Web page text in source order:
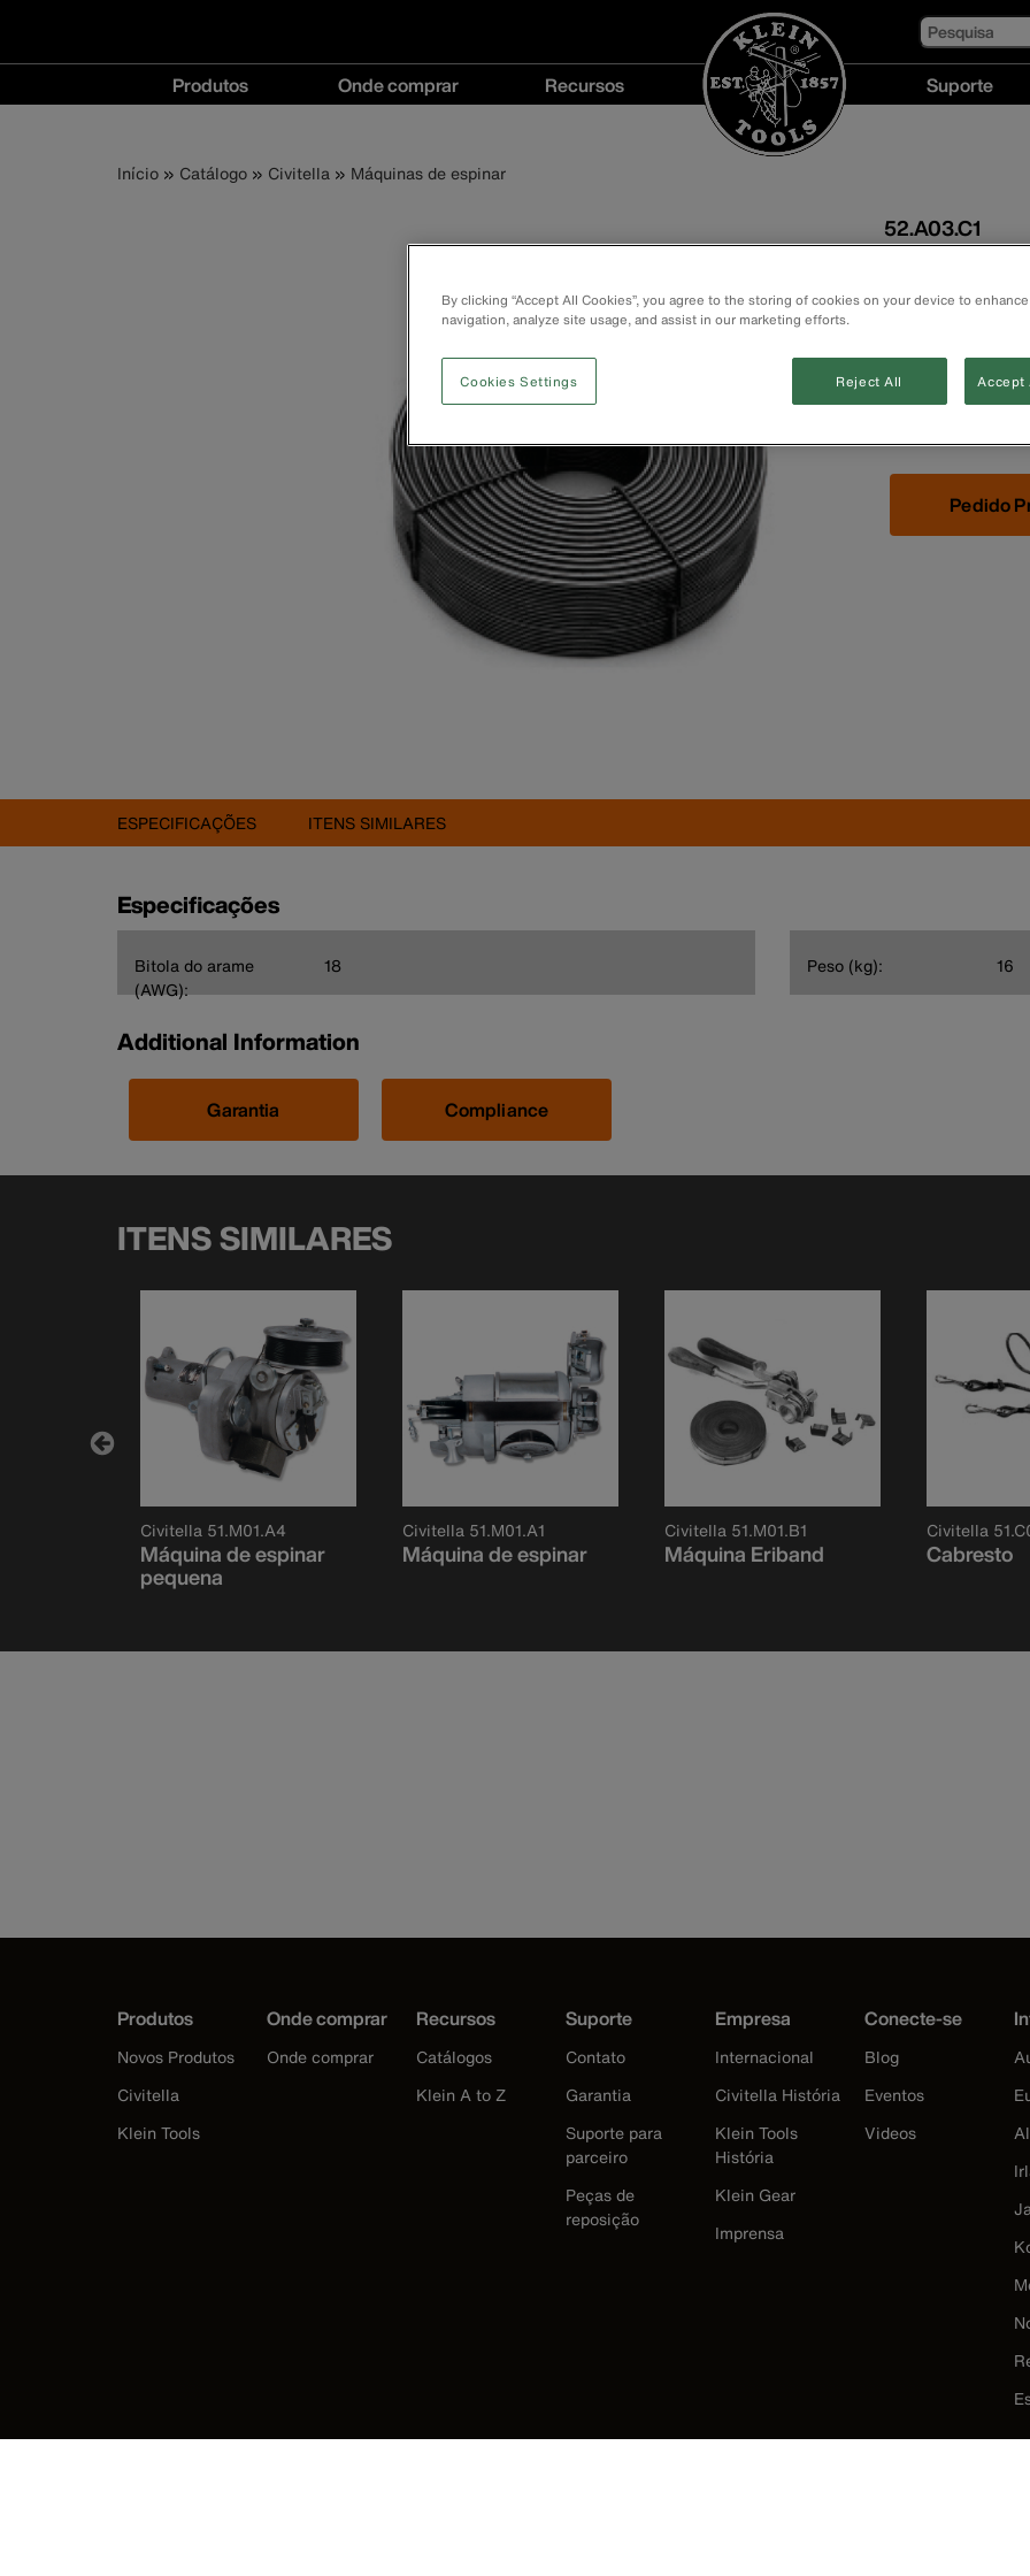
Pesquisa
Navegação
principal
Produtos Onde comprar
menu
Recursos Suporte
Trilha
Início Catálogo Civitella Máquinas de espinar
52.A03.C1
Arame
Fornecido em
Serve para a
de redes aéreas.
Aço
Pedido
ESPECIFICAÇÕES ITENS SIMILARES
Especificações
Bitola do arame
(AWG):
18 Peso (kg): 16
Additional Information
Garantia Compliance
ITENS SIMILARES
Civitella 51.M01.A4
Máquina de espinar
pequena
Civitella 51.M01.A1
Máquina de espinar
Civitella 51.M01.B1
Máquina Eriband
Civitella
Cabresto
Produtos
Novos Produtos
Civitella
Klein Tools
Onde comprar
Onde comprar
Recursos
Catálogos
Klein A to Z
Suporte
Contato
Garantia
Suporte para
parceiro
Peças de
reposição
Empresa
Internacional
Civitella História
Klein Tools
História
Klein Gear
Imprensa
Conecte-se
Blog
Eventos
Videos
By clicking “Accept All Cookies”, you agree to the storing of cookies on your device to
navigation, analyze site usage, and assist in our marketing efforts.
Cookies Settings Reject All Accept